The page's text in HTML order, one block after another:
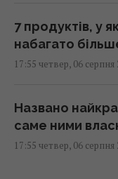
7 продуктів, у
набагато
17:55 четвер, 06 серпня
Названо
саме ними
17:55 четвер, 06 серпня